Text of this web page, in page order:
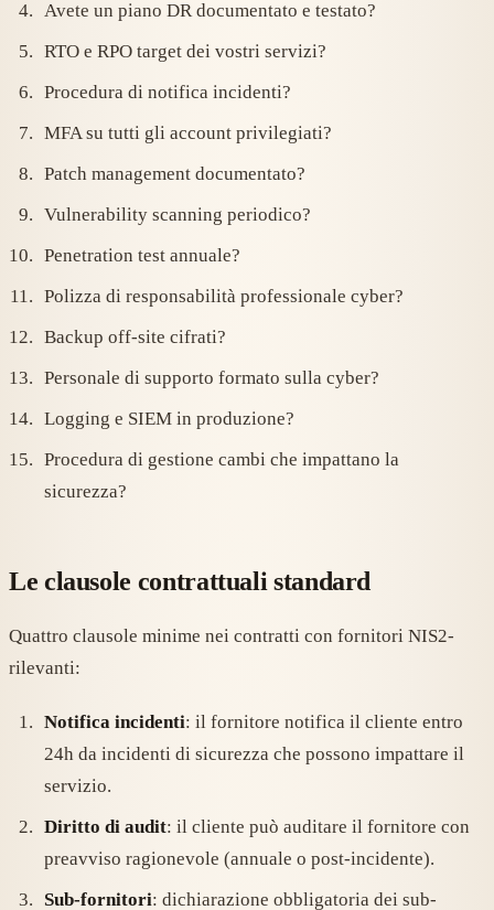
Avete un piano DR documentato e testato?
RTO e RPO target dei vostri servizi?
Procedura di notifica incidenti?
MFA su tutti gli account privilegiati?
Patch management documentato?
Vulnerability scanning periodico?
Penetration test annuale?
Polizza di responsabilità professionale cyber?
Backup off-site cifrati?
Personale di supporto formato sulla cyber?
Logging e SIEM in produzione?
Procedura di gestione cambi che impattano la
sicurezza?
Le clausole contrattuali standard
Quattro clausole minime nei contratti con fornitori NIS2-
rilevanti:
Notifica incidenti: il fornitore notifica il cliente entro
24h da incidenti di sicurezza che possono impattare il
servizio.
Diritto di audit: il cliente può auditare il fornitore con
preavviso ragionevole (annuale o post-incidente).
Sub-fornitori: dichiarazione obbligatoria dei sub-